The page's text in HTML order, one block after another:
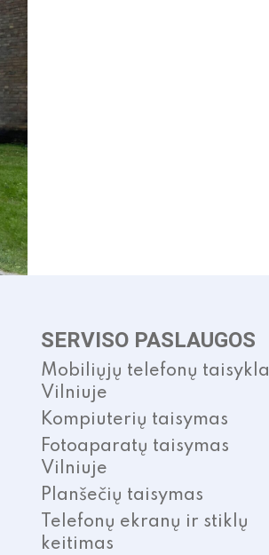
SERVISO PASLAUGOS
Mobiliųjų telefonų taisykla
Vilniuje
Kompiuterių taisymas
Fotoaparatų taisymas
Vilniuje
Planšečių taisymas
Telefonų ekranų ir stiklų
keitimas